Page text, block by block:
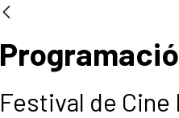
Festival de Cine